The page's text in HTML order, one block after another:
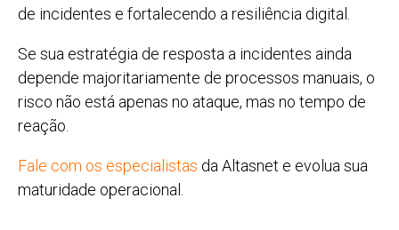
de incidentes e fortalecendo a resiliência digital.
Se sua estratégia de resposta a incidentes ainda
depende majoritariamente de processos manuais, o
risco não está apenas no ataque, mas no tempo de
reação.
Fale com os especialistas da Altasnet e evolua sua
maturidade operacional.